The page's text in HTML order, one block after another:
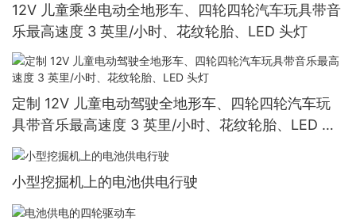
12V 儿童乘坐电动全地形车、四轮四轮汽车玩具带音
乐最高速度 3 英里/小时、花纹轮胎、LED 头灯
定制 12V 儿童电动驾驶全地形车、四轮四轮汽车玩
具带音乐最高速度 3 英里/小时、花纹轮胎、LED 头
灯
小型挖掘机上的电池供电行驶